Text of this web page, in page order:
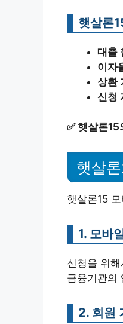
햇살론
대출
이자
상환
신청
✅ 햇살론15
햇살
햇살론15
1. 모바
신청을 위
금융기관의
2. 회원